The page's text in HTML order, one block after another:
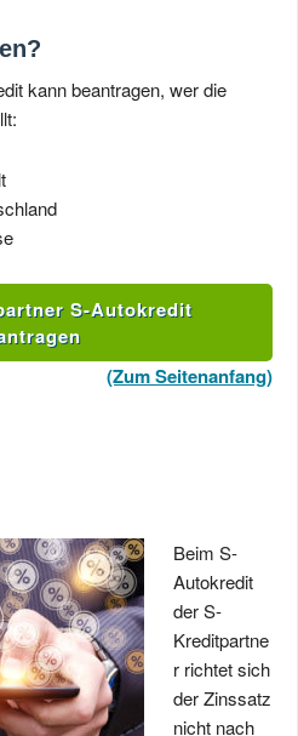
kann beantragen, wer die
S-Autokredit
(Zum Seitenanfang)
Beim S-
Autokredit
der S-
Kreditpartne
r richtet sich
der Zinssatz
nicht nach